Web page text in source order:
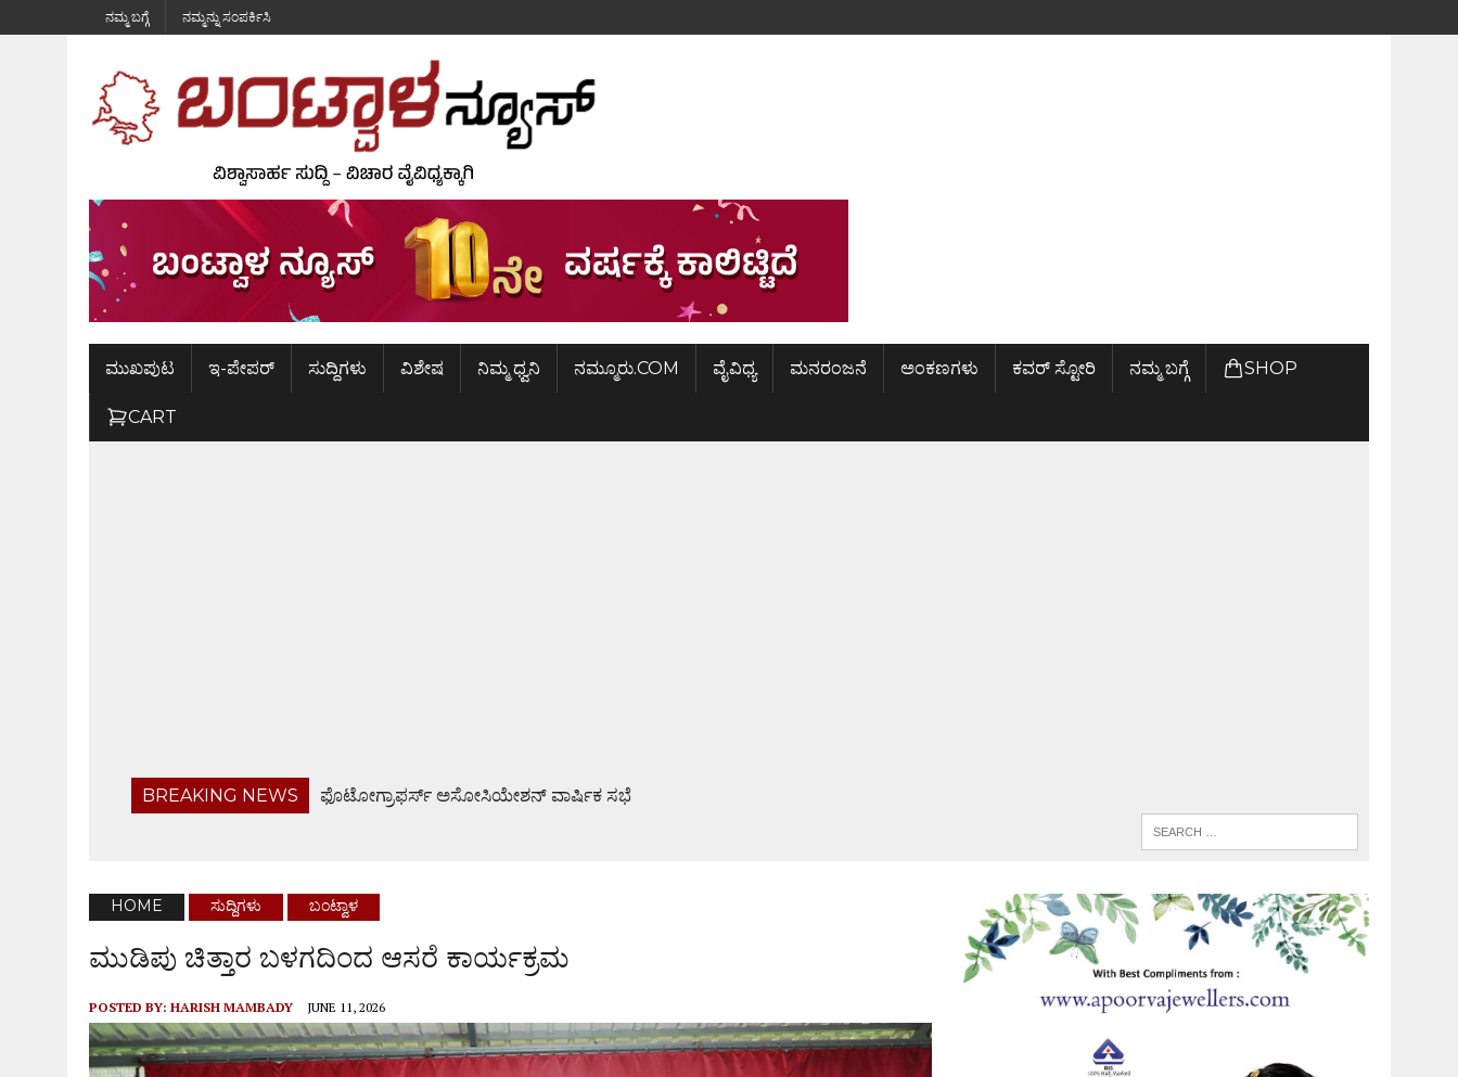
ನಮ್ಮ ಬಗ್ಗೆ ನಮ್ಮನ್ನು ಸಂಪರ್ಕಿಸಿ
ಮುಖಪುಟ ಇ-ಪೇಪರ್ ಸುದ್ದಿಗಳು ವಿಶೇಷ ನಿಮ್ಮ ಧ್ವನಿ ನಮ್ಮೂರು.COM ವೈವಿಧ್ಯ ಮನರಂಜನೆ ಅಂಕಣಗಳು ಕವರ್ ಸ್ಟೋರಿ ನಮ್ಮ ಬಗ್ಗೆ SHOP
CART
BREAKING NEWS
ಫೊಟೋಗ್ರಾಫರ್ಸ್ ಅಸೋಸಿಯೇಶನ್ ವಾರ್ಷಿಕ ಸಭೆ
ಹೆದ್ದಾರಿಯಲ್ಲೇ ಜಲರಾಶಿ, ವಾಹನ ಸವಾರರಿಗೆ ಸಂಕಟ
HOME ಸುದ್ದಿಗಳು ಬಂಟ್ವಾಳ
ಮುಡಿಪು ಚಿತ್ತಾರ ಬಳಗದಿಂದ ಆಸರೆ ಕಾರ್ಯಕ್ರಮ
POSTED BY: HARISH MAMBADY JUNE 11, 2026